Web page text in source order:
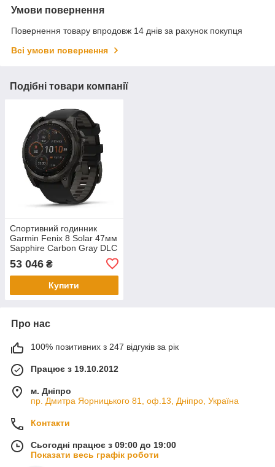
Умови повернення
Повернення товару впродовж 14 днів за рахунок покупця
Всі умови повернення
Подібні товари компанії
Спортивний годинник
Garmin Fenix 8 Solar 47мм
Sapphire Carbon Gray DLC
силіконовим ремінцем
010-02906-11
53 046 ₴
Купити
Про нас
100% позитивних з 247 відгуків за рік
Працює з 19.10.2012
м. Дніпро
пр. Дмитра Яорницького 81, оф.13, Дніпро, Україна
Контакти
Сьогодні працює з 09:00 до 19:00
Показати весь графік роботи